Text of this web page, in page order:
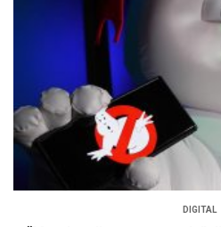
DIGITAL